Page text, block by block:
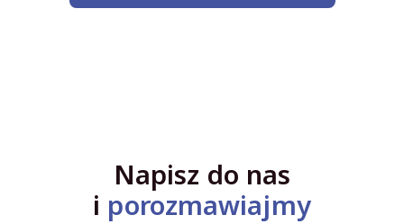
Napisz do nas
i porozmawiajmy